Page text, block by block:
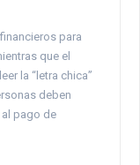
para
que el
la “letra chica”
deben
pago de